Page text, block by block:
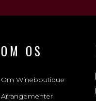
OM OS
Om Wineboutique
Arrangementer